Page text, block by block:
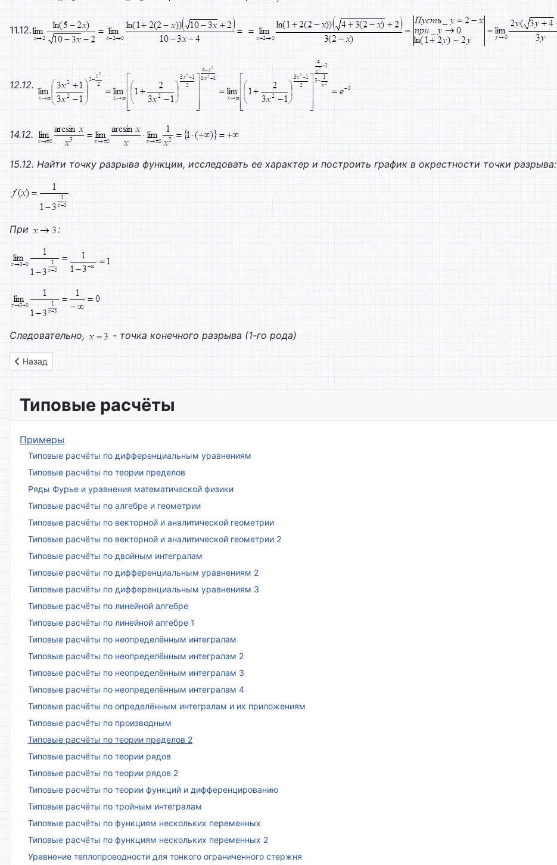
11.12.
12.12.
14.12.
15.12. Найти точку разрыва функции, исследовать ее характер и построить график в окрестности точки разрыва:
При :
Следовательно, - точка конечного разрыва (1-го рода)
Предыдущий: Вариант № 11
Назад
Типовые расчёты
Примеры
Типовые расчёты по дифференциальным уравнениям
Типовые расчёты по теории пределов
Ряды Фурье и уравнения математической физики
Типовые расчёты по алгебре и геометрии
Типовые расчёты по векторной и аналитической геометрии
Типовые расчёты по векторной и аналитической геометрии 2
Типовые расчёты по двойным интегралам
Типовые расчёты по дифференциальным уравнениям 2
Типовые расчёты по дифференциальным уравнениям 3
Типовые расчёты по линейной алгебре
Типовые расчёты по линейной алгебре 1
Типовые расчёты по неопределённым интегралам
Типовые расчёты по неопределённым интегралам 2
Типовые расчёты по неопределённым интегралам 3
Типовые расчёты по неопределённым интегралам 4
Типовые расчёты по определённым интегралам и их приложениям
Типовые расчёты по производным
Типовые расчёты по теории пределов 2
Типовые расчёты по теории рядов
Типовые расчёты по теории рядов 2
Типовые расчёты по теории функций и дифференцированию
Типовые расчёты по тройным интегралам
Типовые расчёты по функциям нескольких переменных
Типовые расчёты по функциям нескольких переменных 2
Уравнение теплопроводности для тонкого ограниченного стержня